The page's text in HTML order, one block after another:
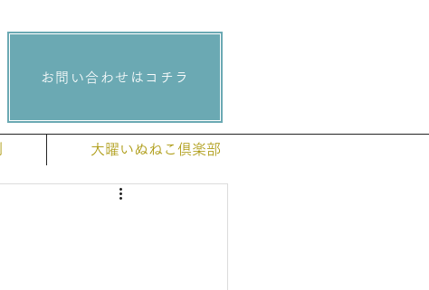
お問い合わせはコチラ
大曜いぬねこ倶楽部